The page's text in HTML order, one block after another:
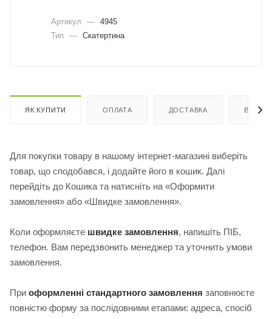
Артикул — 4945
Тип
— Скатертина
ЯК КУПИТИ ОПЛАТА ДОСТАВКА
Для покупки товару в нашому інтернет-магазині виберіть
товар, що сподобався, і додайте його в кошик. Далі
перейдіть до Кошика та натисніть на «Оформити
замовлення» або «Швидке замовлення».
Коли оформляєте швидке замовлення, напишіть ПІБ,
телефон. Вам передзвонить менеджер та уточнить умови
замовлення.
При оформленні стандартного замовлення заповнюєте
повністю форму за послідовними етапами: адреса, спосіб